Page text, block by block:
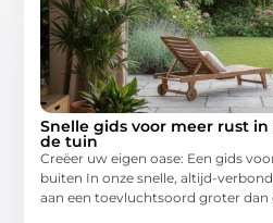
Snelle gids voor meer rust
de tuin
Creëer uw eigen oase: Een gids
buiten In onze snelle, altijd-
aan een toevluchtsoord groter dan